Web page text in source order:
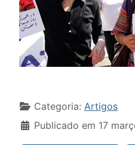
Detalhes
Categoria: Artigos
Publicado em 17